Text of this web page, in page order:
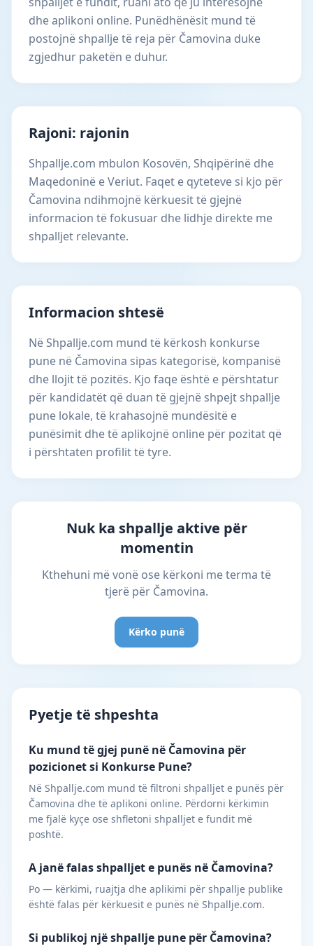
dhe aplikoni online. Punëdhënësit mund të
postojnë shpallje të reja për Čamovina duke
zgjedhur paketën e duhur.
Rajoni: rajonin
Shpallje.com mbulon Kosovën, Shqipërinë dhe
Maqedoninë e Veriut. Faqet e qyteteve si kjo për
Čamovina ndihmojnë kërkuesit të gjejnë
informacion të fokusuar dhe lidhje direkte me
shpalljet relevante.
Informacion shtesë
Në Shpallje.com mund të kërkosh konkurse
pune në Čamovina sipas kategorisë, kompanisë
dhe llojit të pozitës. Kjo faqe është e përshtatur
për kandidatët që duan të gjejnë shpejt shpallje
pune lokale, të krahasojnë mundësitë e
punësimit dhe të aplikojnë online për pozitat që
i përshtaten profilit të tyre.
Nuk ka shpallje aktive për
momentin
Kthehuni më vonë ose kërkoni me terma të
tjerë për Čamovina.
Kërko punë
Pyetje të shpeshta
Ku mund të gjej punë në Čamovina për
pozicionet si Konkurse Pune?
Në Shpallje.com mund të filtroni shpalljet e punës për
Čamovina dhe të aplikoni online. Përdorni kërkimin
me fjalë kyçe ose shfletoni shpalljet e fundit më
poshtë.
A janë falas shpalljet e punës në Čamovina?
Po — kërkimi, ruajtja dhe aplikimi për shpallje publike
është falas për kërkuesit e punës në Shpallje.com.
Si publikoj një shpallje pune për Čamovina?